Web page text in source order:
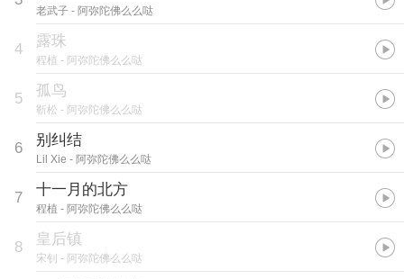
老武子 - 阿弥陀佛么么哒
4 露珠
程植 - 阿弥陀佛么么哒
5 孤鸟
靳松 - 阿弥陀佛么么哒
6 别纠结
Lil Xie - 阿弥陀佛么么哒
7 十一月的北方
程植 - 阿弥陀佛么么哒
8 皇后镇
宋钊 - 阿弥陀佛么么哒